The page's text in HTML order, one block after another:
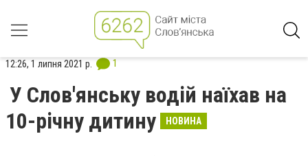
12:26, 1 липня 2021 р. 1
У Слов'янську водій наїхав на
10-річну дитину
НОВИНА